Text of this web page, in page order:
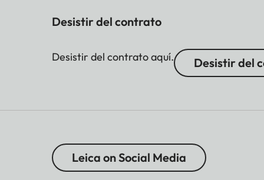
Desistir del contrato
Desistir del contrato aquí. Desistir del
Leica on Social Media